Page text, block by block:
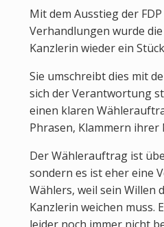
Mit dem Ausstieg der
Verhandlungen wurde
Kanzlerin wieder ein
Sie umschreibt dies mit
sich der Verantwortung
einen klaren
Phrasen, Klammern ihrer
Der Wählerauftrag ist
sondern es ist eher eine
Wählers, weil sein Willen
Kanzlerin weichen muss.